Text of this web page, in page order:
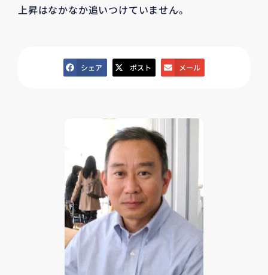
上昇はなかなか追いつけていません。
シェア ポスト メール